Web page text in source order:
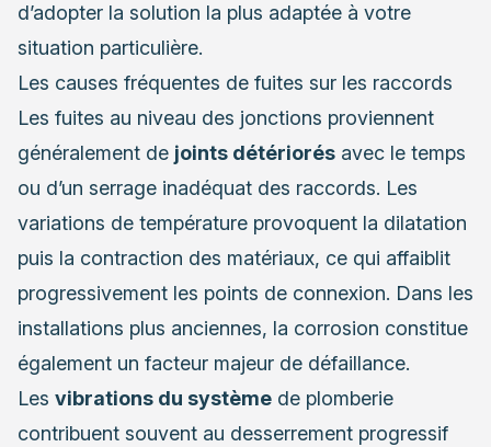
d’adopter la solution la plus adaptée à votre
situation particulière.
Les causes fréquentes de fuites sur les raccords
Les fuites au niveau des jonctions proviennent
généralement de joints détériorés avec le temps
ou d’un serrage inadéquat des raccords. Les
variations de température provoquent la dilatation
puis la contraction des matériaux, ce qui affaiblit
progressivement les points de connexion. Dans les
installations plus anciennes, la corrosion constitue
également un facteur majeur de défaillance.
Les vibrations du système de plomberie
contribuent souvent au desserrement progressif